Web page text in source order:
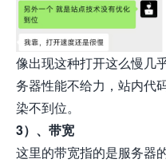
像出现这种打开这么慢几
务器性能不给力，站内代
染不到位。
3）、带宽
这里的带宽指的是服务器